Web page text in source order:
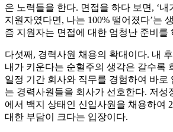
은 노력들을 한다. 면접을 하다 보면, ‘내
지원자였다면, 나는 100% 떨어졌다’는
즘 지원자는 면접에 대한 엄청난 준비를
다섯째, 경력사원 채용의 확대이다. 내
내가 키운다는 순혈주의 생각은 갈수록
일정 기간 회사와 직무를 경험하여 바로
는 경력사원들을 회사가 선호한다. 저성
에서 백지 상태인 신입사원을 채용하여
대한 부담이 크다는 입장이다.